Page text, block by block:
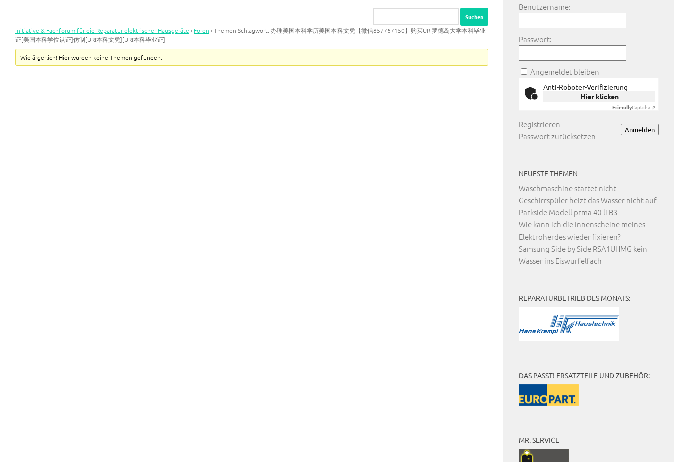
Initiative & Fachforum für die Reparatur elektrischer Hausgeräte › Foren ›Themen-Schlagwort: 办理美国本科学历美国本科文凭【微信857767150】购买URI罗德岛大学本科毕业
证[美国本科学位认证]仿制[URI本科文凭][URI本科毕业证]
Wie ärgerlich! Hier wurden keine Themen gefunden.
Benutzername:
Passwort:
Angemeldet bleiben
Anti-Roboter-Verifizierung
Hier klicken
FriendlyCaptcha ⇗
Anmelden
Registrieren
Passwort zurücksetzen
NEUESTE THEMEN
Waschmaschine startet nicht
Geschirrspüler heizt das Wasser nicht auf
Parkside Modell prma 40-li B3
Wie kann ich die Innenscheine meines
Elektroherdes wieder fixieren?
Samsung Side by Side RSA1UHMG kein
Wasser ins Eiswürfelfach
REPARATURBETRIEB DES MONATS:
DAS PASST! ERSATZTEILE UND ZUBEHÖR:
MR. SERVICE